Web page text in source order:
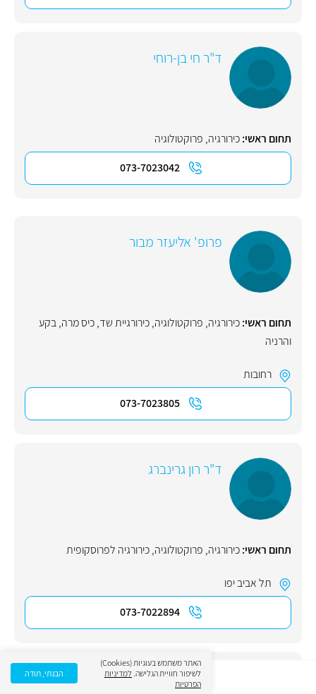
ד"ר חי בן-רוחי
תחום ראשי:כירורגיה, פרוקטולוגיה
073-7023042
פרופ' אליעזר מבור
תחום ראשי:כירורגיה, פרוקטולוגיה,כירורגיית שד,כיס מרה,בקע
והרניה
רחובות
073-7023805
ד"ר רון גרינברג
תחום ראשי:כירורגיה, פרוקטולוגיה,כירורגיה לפרוסקופית
תל אביב יפו
073-7022894
פרופ' שלמה קייזר
האתר משתמש בעוגיות (Cookies)
לשיפור חוויית הגלישה. למדיניות
הפרטיות
הבנתי, תודה